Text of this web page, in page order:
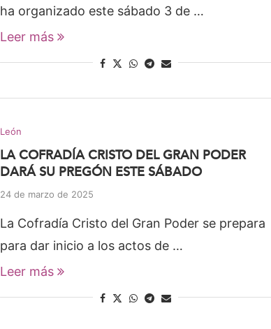
ha organizado este sábado 3 de …
Leer más
León
LA COFRADÍA CRISTO DEL GRAN PODER
DARÁ SU PREGÓN ESTE SÁBADO
24 de marzo de 2025
La Cofradía Cristo del Gran Poder se prepara
para dar inicio a los actos de …
Leer más